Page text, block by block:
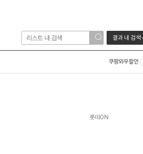
결과 내 검색
쿠팡와우할인
롯데ON